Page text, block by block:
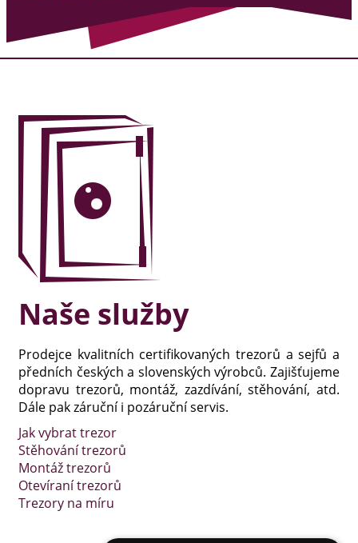
Naše služby
Prodejce kvalitních certifikovaných trezorů a sejfů a
předních českých a slovenských výrobců. Zajišťujeme
dopravu trezorů, montáž, zazdívání, stěhování, atd.
Dále pak záruční i pozáruční servis.
Jak vybrat trezor
Stěhování trezorů
Montáž trezorů
Otevíraní trezorů
Trezory na míru